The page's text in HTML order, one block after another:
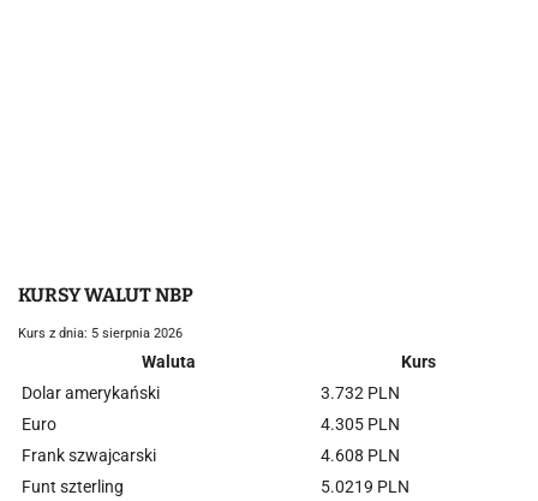
KURSY WALUT NBP
Kurs z dnia: 5 sierpnia 2026
Waluta
Kurs
Dolar amerykański
3.732 PLN
Euro
4.305 PLN
Frank szwajcarski
4.608 PLN
Funt szterling
5.0219 PLN